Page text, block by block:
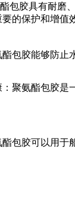
包胶具有耐磨
的保护和增
胶能够防止
聚氨酯包胶
包胶可以用